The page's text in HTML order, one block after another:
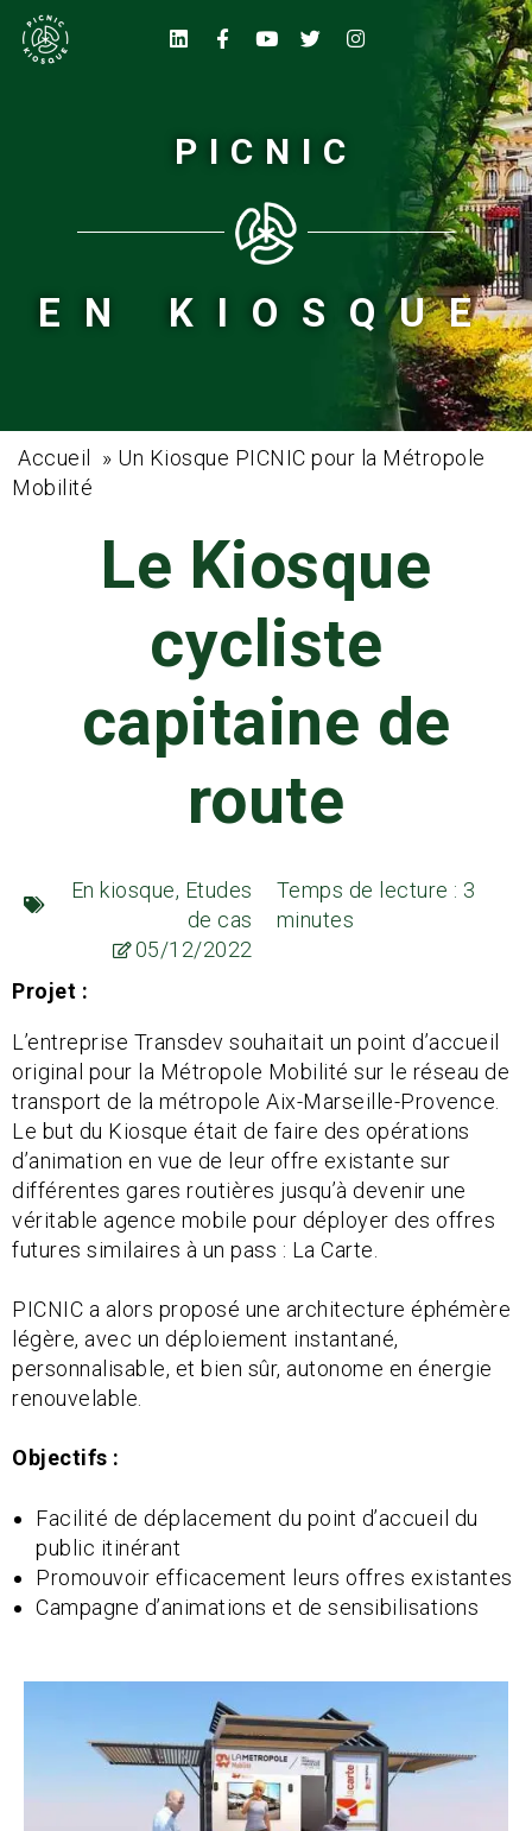
PICNIC
EN KIOSQUE
Accueil » Un Kiosque PICNIC pour la Métropole
Mobilité
Le Kiosque
cycliste
capitaine de
route
En kiosque, Etudes
de cas
05/12/2022
Temps de lecture : 3
minutes
Projet :
L’entreprise Transdev souhaitait un point d’accueil
original pour la Métropole Mobilité sur le réseau de
transport de la métropole Aix-Marseille-Provence.
Le but du Kiosque était de faire des opérations
d’animation en vue de leur offre existante sur
différentes gares routières jusqu’à devenir une
véritable agence mobile pour déployer des offres
futures similaires à un pass : La Carte.
PICNIC a alors proposé une architecture éphémère
légère, avec un déploiement instantané,
personnalisable, et bien sûr, autonome en énergie
renouvelable.
Objectifs :
Facilité de déplacement du point d’accueil du
public itinérant
Promouvoir efficacement leurs offres existantes
Campagne d’animations et de sensibilisations